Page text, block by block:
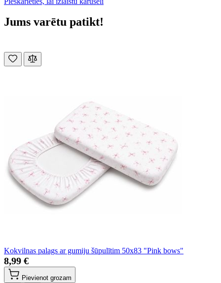
Jums varētu patikt!
Kokvilnas palags ar gumiju šūpulītim 50x83 "Pink bows"
8,99 €
Pievienot grozam